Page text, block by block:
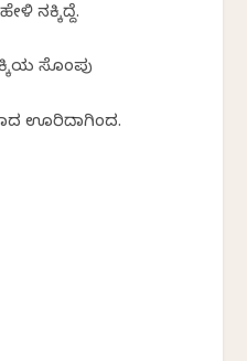
ನಕ್ಕಿದ್ದೆ.
ಸೊಂಪು
ಊರಿದಾಗಿಂದ.